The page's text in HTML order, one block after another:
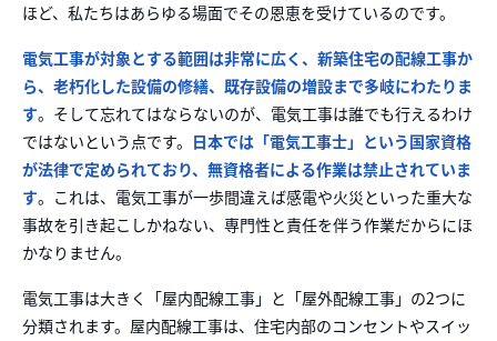
ほど、私たちはあらゆる場面でその恩恵を受けているのです。
電気工事が対象とする範囲は非常に広く、新築住宅の配線工事か
ら、老朽化した設備の修繕、既存設備の増設まで多岐にわたりま
す。そして忘れてはならないのが、電気工事は誰でも行えるわけ
ではないという点です。 日本では 「電気工事士」という国家資格
が法律で定められており、無資格者による作業は禁止されていま
す。これは、電気工事が一歩間違えば感電や火災といった重大な
事故を引き起こしかねない、専門性と責任を伴う作業だからにほ
かなりません。
電気工事は大きく「屋内配線工事」と「屋外配線工事」の2つに
分類されます。屋内配線工事は、住宅内部のコンセントやスイッ